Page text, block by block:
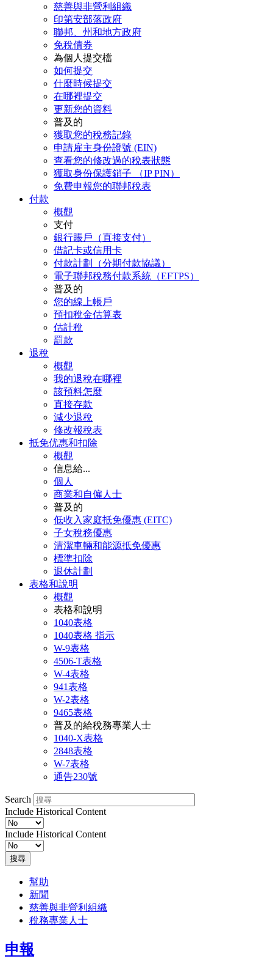
慈善與非營利組織
印第安部落政府
聯邦、州和地方政府
免稅債券
為個人提交檔
如何提交
什麼時候提交
在哪裡提交
更新您的資料
普及的
獲取您的稅務記錄
申請雇主身份證號 (EIN)
查看您的修改過的稅表狀態
獲取身份保護銷子 （IP PIN）
免費申報您的聯邦稅表
付款
概觀
支付
銀行賬戶（直接支付）
借記卡或信用卡
付款計劃（分期付款協議）
電子聯邦稅務付款系統（EFTPS）
普及的
您的線上帳戶
預扣稅金估算表
估計稅
罰款
退稅
概觀
我的退稅在哪裡
該預料怎麼
直接存款
減少退稅
修改報稅表
抵免优惠和扣除
概觀
信息給...
個人
商業和自僱人士
普及的
低收入家庭抵免優惠 (EITC)
子女稅務優惠
清潔車輛和能源抵免優惠
標準扣除
退休計劃
表格和說明
概觀
表格和說明
1040表格
1040表格 指示
W-9表格
4506-T表格
W-4表格
941表格
W-2表格
9465表格
普及的給稅務專業人士
1040-X表格
2848表格
W-7表格
通告230號
Search
Include Historical Content
Include Historical Content
搜尋
Information
Menu
幫助
新聞
慈善與非營利組織
稅務專業人士
申報